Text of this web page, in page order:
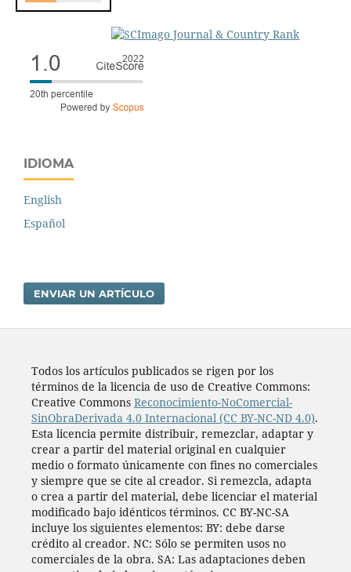
IDIOMA
English
Español
ENVIAR UN ARTÍCULO
Todos los artí­culos publicados se rigen por los
términos de la licencia de uso de Creative Commons:
Creative Commons Reconocimiento-NoComercial-
SinObraDerivada 4.0 Internacional (CC BY-NC-ND 4.0).
Esta licencia permite distribuir, remezclar, adaptar y
crear a partir del material original en cualquier
medio o formato únicamente con fines no comerciales
y siempre que se cite al creador. Si remezcla, adapta
o crea a partir del material, debe licenciar el material
modificado bajo idénticos términos. CC BY-NC-SA
incluye los siguientes elementos: BY: debe darse
crédito al creador. NC: Sólo se permiten usos no
comerciales de la obra. SA: Las adaptaciones deben